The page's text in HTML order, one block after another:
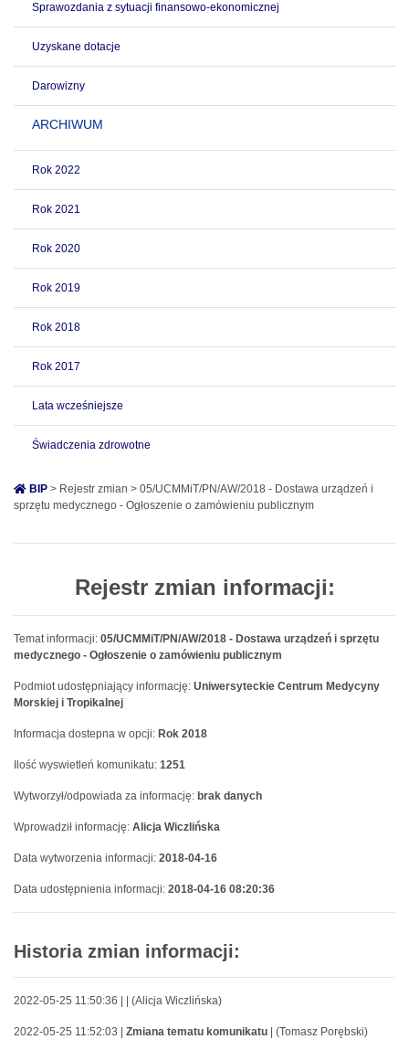
Sprawozdania z sytuacji finansowo-ekonomicznej
Uzyskane dotacje
Darowizny
ARCHIWUM
Rok 2022
Rok 2021
Rok 2020
Rok 2019
Rok 2018
Rok 2017
Lata wcześniejsze
Świadczenia zdrowotne
BIP > Rejestr zmian > 05/UCMMiT/PN/AW/2018 - Dostawa urządzeń i
sprzętu medycznego - Ogłoszenie o zamówieniu publicznym
Rejestr zmian informacji:
Temat informacji: 05/UCMMiT/PN/AW/2018 - Dostawa urządzeń i sprzętu
medycznego - Ogłoszenie o zamówieniu publicznym
Podmiot udostępniający informację: Uniwersyteckie Centrum Medycyny
Morskiej i Tropikalnej
Informacja dostepna w opcji: Rok 2018
Ilość wyswietleń komunikatu: 1251
Wytworzył/odpowiada za informację: brak danych
Wprowadził informację: Alicja Wiczlińska
Data wytworzenia informacji: 2018-04-16
Data udostępnienia informacji: 2018-04-16 08:20:36
Historia zmian informacji:
2022-05-25 11:50:36 | | (Alicja Wiczlińska)
2022-05-25 11:52:03 | Zmiana tematu komunikatu | (Tomasz Porębski)